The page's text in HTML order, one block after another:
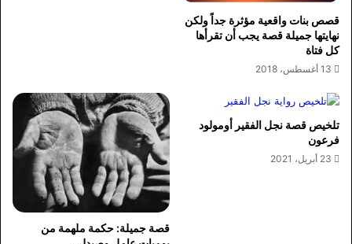
قصص بنات واقعية مؤثرة جداً ولكن
نهايتها جميلة قصة يجب أن تقرأها
كل فتاة
13 أغسطس، 2018
تلخيص قصة نجل الفقير أومولود
فرعون
23 أبريل، 2021
قصة جميلة: حكمة ملهمة من